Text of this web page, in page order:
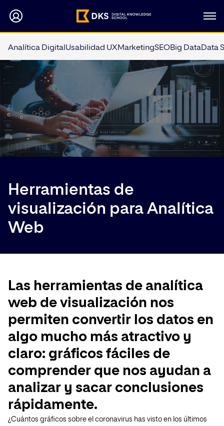
Analítica Digital Usabilidad UXMarketingSEOBig DataData
Herramientas de
visualización para Analítica
Web
Las herramientas de analítica
web de visualización nos
permiten convertir los datos en
algo mucho más atractivo y
claro: gráficos fáciles de
comprender que nos ayudan a
analizar y sacar conclusiones
rápidamente.
¿Cuántos gráficos sobre el coronavirus has visto en los últimos